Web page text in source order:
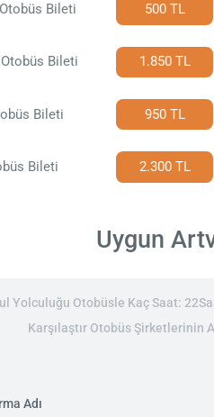
Bileti 500 TL
Bileti 1.850 TL
Bileti 950 TL
Bileti 2.300 TL
Uygun
Yolculuğu Otobüsle Kaç Saat:
Karşılaştır Otobüs Şirketlerinin
Adı